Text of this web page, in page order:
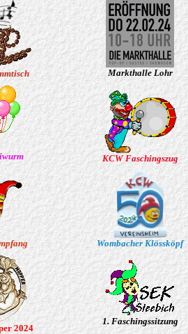
Markthalle Lohr
KCW Faschingszug
Wombacher Klössköpf
2024
1. Faschingssitzung